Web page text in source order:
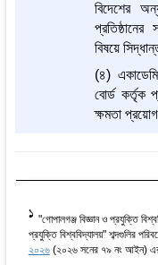
বিদেশের
বিষয়ে
(৪)
বোর্ড কর্তৃক
ক্ষমতা প্রয়োগ
1 "গোপালগঞ্জ বিজ্ঞান ও প্রযুক্তি
প্রযুক্তি বিশ্ববিদ্যালয়" শব্দগুলির
২০২৬(২০২৬ সনের ৭৯ নং আইন) এর